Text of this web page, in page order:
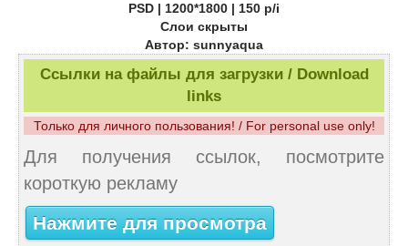
PSD | 1200*1800 | 150 p/i
Слои скрыты
Автор: sunnyaqua
Ссылки на файлы для загрузки / Download
links
Только для личного пользования! / For personal use only!
Для получения ссылок, посмотрите
короткую рекламу
Нажмите для просмотра